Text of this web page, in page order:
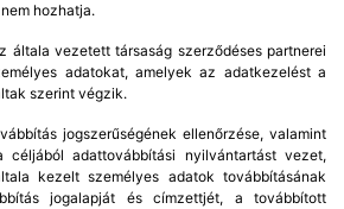
hozhatja.
általa vezetett társaság szerződéses partnerei
adatokat, amelyek az adatkezelést a
szerint végzik.
jogszerűségének ellenőrzése, valamint
céljából adattovábbítási nyilvántartást vezet,
kezelt személyes adatok továbbításának
jogalapját és címzettjét, a továbbított